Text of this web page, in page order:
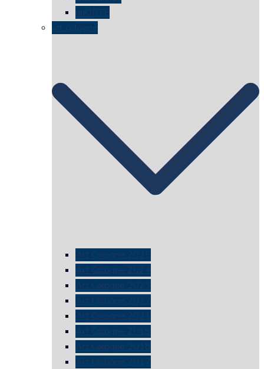
unORTE
art cologne
Art Cologne 2025
Art Cologne 2024
Art Cologne 2023
Art Cologne 2022
Art Cologne 2021
Art Cologne 2019
Art Cologne 2018
Art Cologne 2017